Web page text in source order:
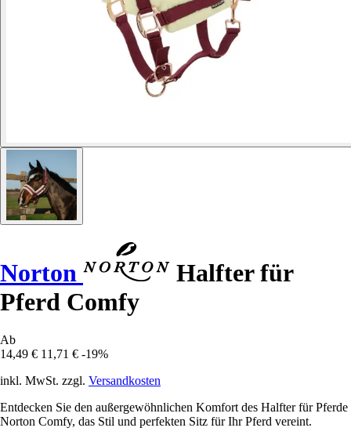
Norton
Halfter für
Pferd Comfy
Ab
14,49 € 11,71 € -19%
inkl. MwSt. zzgl. Versandkosten
Entdecken Sie den außergewöhnlichen Komfort des Halfter für Pferde
Norton Comfy, das Stil und perfekten Sitz für Ihr Pferd vereint.